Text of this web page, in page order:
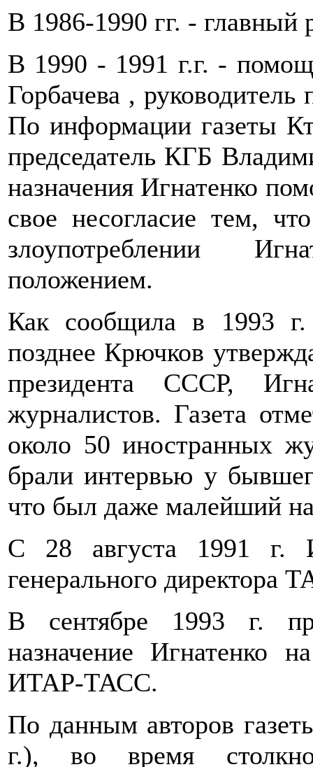
В 1986-1990 гг. - главный
В 1990 - 1991 г.г. -
Горбачева ,
По информации газеты
председатель КГБ
назначения Игнатенко
свое несогласие тем,
злоупотреблении
положением.
Как сообщила в 1993
позднее Крючков
президента СССР,
журналистов. Газета
около 50 иностранных
брали интервью у
что был даже малейший
С 28 августа 1991 г.
генерального
В сентябре 1993 г.
назначение Игнатенко
ИТАР-ТАСС.
По данным авторов
г.), во время